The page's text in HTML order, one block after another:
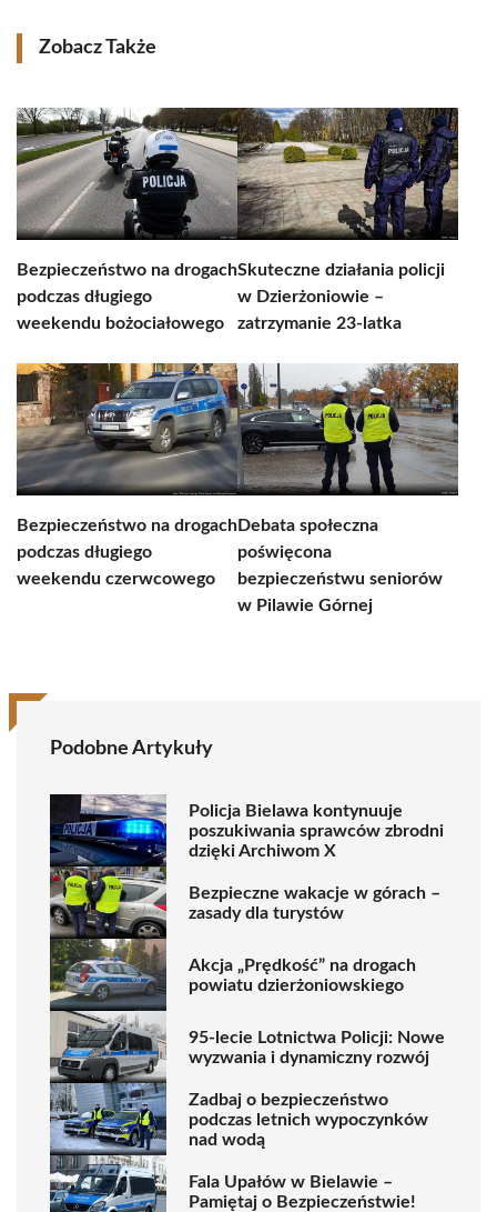
Zobacz Także
Bezpieczeństwo na drogach
podczas długiego
weekendu bożociałowego
Skuteczne działania policji
w Dzierżoniowie –
zatrzymanie 23-latka
Bezpieczeństwo na drogach
podczas długiego
weekendu czerwcowego
Debata społeczna
poświęcona
bezpieczeństwu seniorów
w Pilawie Górnej
Podobne Artykuły
Policja Bielawa kontynuuje
poszukiwania sprawców zbrodni
dzięki Archiwom X
Bezpieczne wakacje w górach –
zasady dla turystów
Akcja „Prędkość” na drogach
powiatu dzierżoniowskiego
95-lecie Lotnictwa Policji: Nowe
wyzwania i dynamiczny rozwój
Zadbaj o bezpieczeństwo
podczas letnich wypoczynków
nad wodą
Fala Upałów w Bielawie –
Pamiętaj o Bezpieczeństwie!